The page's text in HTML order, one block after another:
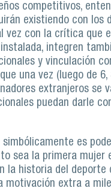
competitivos,
existiendo con los
vez con la crítica que
integren
y vinculación
una vez (luego de
extranjeros se
puedan darle
es
sea la primera mujer
la historia del deporte
motivación extra a